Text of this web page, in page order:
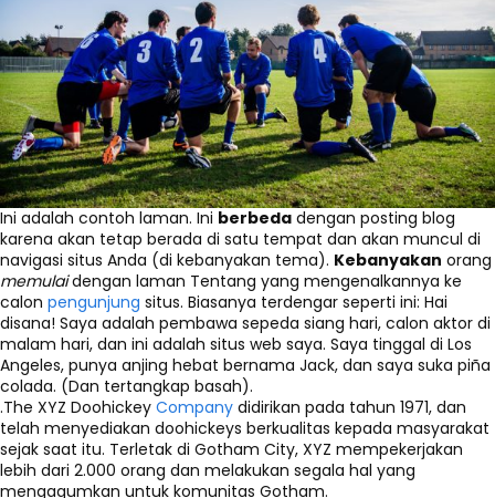
Ini adalah contoh laman. Ini berbeda dengan posting blog
karena akan tetap berada di satu tempat dan akan muncul di
navigasi situs Anda (di kebanyakan tema). Kebanyakan orang
memulaidengan laman Tentang yang mengenalkannya ke
calon pengunjung situs. Biasanya terdengar seperti ini: Hai
disana! Saya adalah pembawa sepeda siang hari, calon aktor di
malam hari, dan ini adalah situs web saya. Saya tinggal di Los
Angeles, punya anjing hebat bernama Jack, dan saya suka piña
colada. (Dan tertangkap basah).
.The XYZ Doohickey Company didirikan pada tahun 1971, dan
telah menyediakan doohickeys berkualitas kepada masyarakat
sejak saat itu. Terletak di Gotham City, XYZ mempekerjakan
lebih dari 2.000 orang dan melakukan segala hal yang
mengagumkan untuk komunitas Gotham.